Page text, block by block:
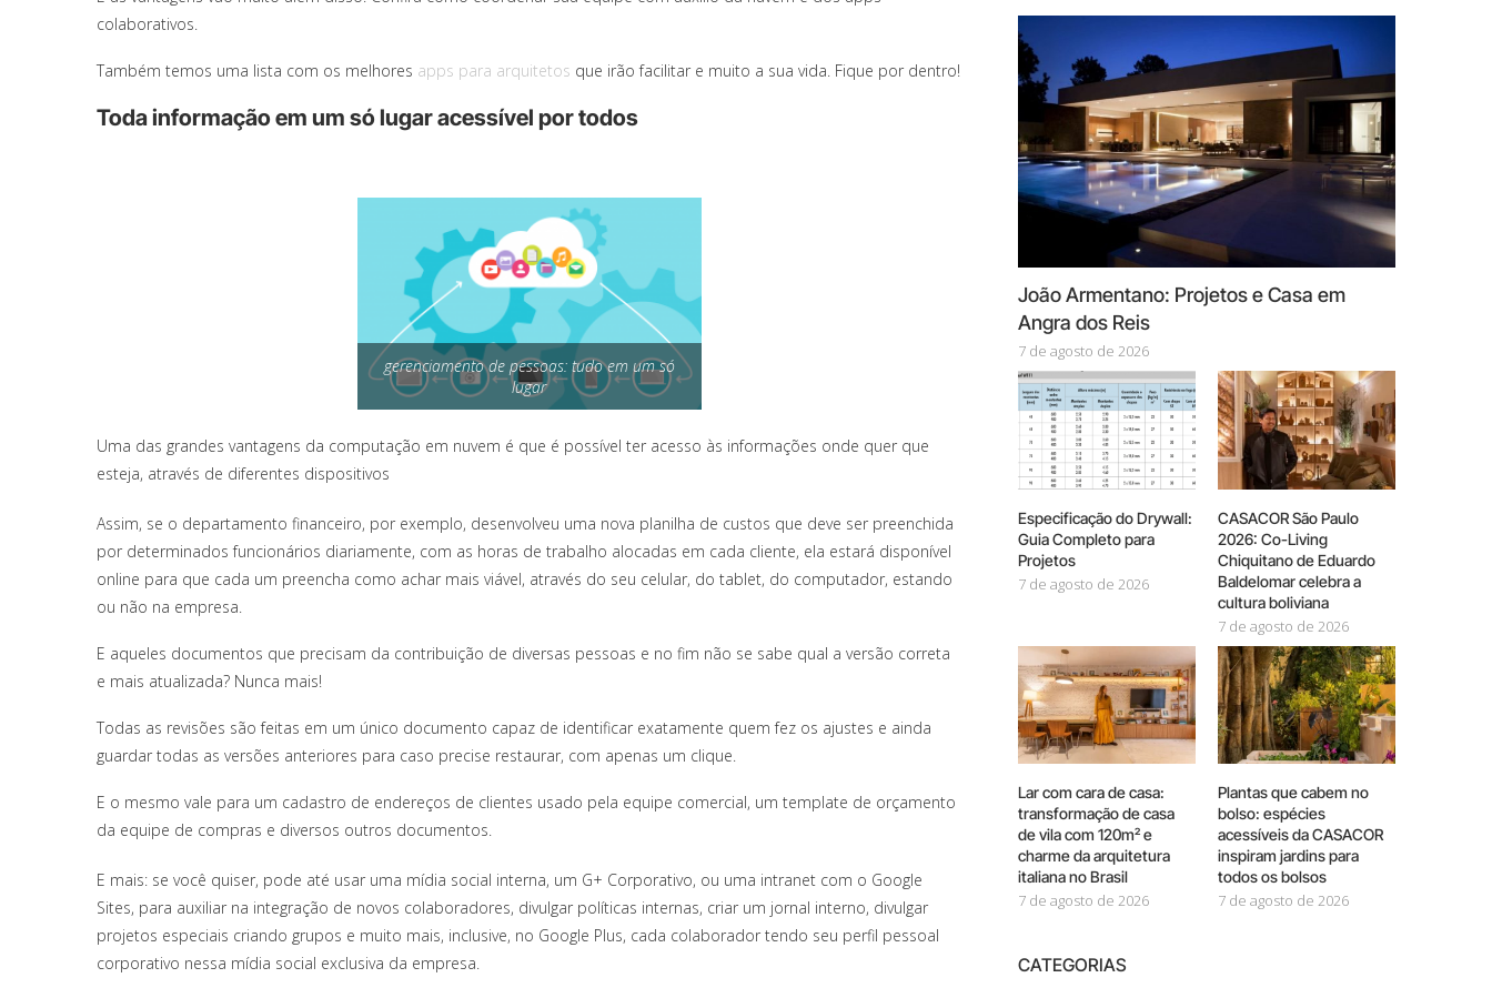
colaborativos.
Também temos uma lista com os melhores apps para arquitetos que irão facilitar e muito a sua vida. Fique por dentro!
Toda informação em um só lugar acessível por todos
gerenciamento de pessoas: tudo em um só
lugar
Uma das grandes vantagens da computação em nuvem é que é possível ter acesso às informações onde quer que
esteja, através de diferentes dispositivos
Assim, se o departamento financeiro, por exemplo, desenvolveu uma nova planilha de custos que deve ser preenchida
por determinados funcionários diariamente, com as horas de trabalho alocadas em cada cliente, ela estará disponível
online para que cada um preencha como achar mais viável, através do seu celular, do tablet, do computador, estando
ou não na empresa.
E aqueles documentos que precisam da contribuição de diversas pessoas e no fim não se sabe qual a versão correta
e mais atualizada? Nunca mais!
Todas as revisões são feitas em um único documento capaz de identificar exatamente quem fez os ajustes e ainda
guardar todas as versões anteriores para caso precise restaurar, com apenas um clique.
E o mesmo vale para um cadastro de endereços de clientes usado pela equipe comercial, um template de orçamento
da equipe de compras e diversos outros documentos.
E mais: se você quiser, pode até usar uma mídia social interna, um G+ Corporativo, ou uma intranet com o Google
Sites, para auxiliar na integração de novos colaboradores, divulgar políticas internas, criar um jornal interno, divulgar
projetos especiais criando grupos e muito mais, inclusive, no Google Plus, cada colaborador tendo seu perfil pessoal
corporativo nessa mídia social exclusiva da empresa.
João Armentano: Projetos e Casa em
Angra dos Reis
7 de agosto de 2026
Especificação do Drywall:
Guia Completo para
Projetos
7 de agosto de 2026
CASACOR São Paulo
2026: Co-Living
Chiquitano de Eduardo
Baldelomar celebra a
cultura boliviana
7 de agosto de 2026
Lar com cara de casa:
transformação de casa
de vila com 120m² e
charme da arquitetura
italiana no Brasil
7 de agosto de 2026
Plantas que cabem no
bolso: espécies
acessíveis da CASACOR
inspiram jardins para
todos os bolsos
7 de agosto de 2026
CATEGORIAS